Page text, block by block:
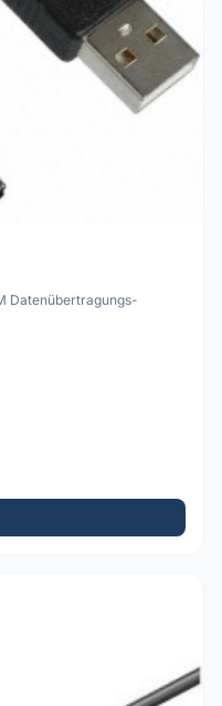
Datenübertragungs-